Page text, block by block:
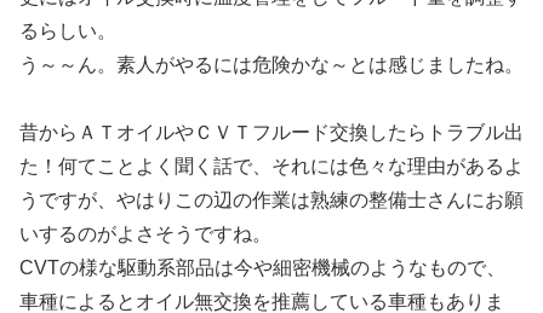
るらしい。
う～～ん。素人がやるには危険かな～とは感じましたね。
昔からＡＴオイルやＣＶＴフルード交換したらトラブル出
た！何てことよく聞く話で、それには色々な理由があるよ
うですが、やはりこの辺の作業は熟練の整備士さんにお願
いするのがよさそうですね。
CVTの様な駆動系部品は今や細密機械のようなもので、
車種によるとオイル無交換を推薦している車種もありま